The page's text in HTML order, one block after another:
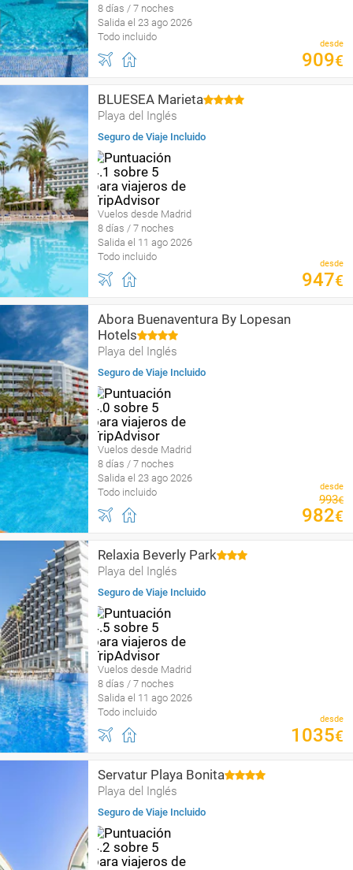
8 días / 7 noches
Salida el 23 ago 2026
Todo incluido
desde
909€
BLUESEA Marieta
Playa del Inglés
Seguro de Viaje Incluido
Vuelos desde Madrid
8 días / 7 noches
Salida el 11 ago 2026
Todo incluido
desde
947€
Abora Buenaventura By Lopesan
Hotels
Playa del Inglés
Seguro de Viaje Incluido
Vuelos desde Madrid
8 días / 7 noches
Salida el 23 ago 2026
Todo incluido
desde
993€
982€
Relaxia Beverly Park
Playa del Inglés
Seguro de Viaje Incluido
Vuelos desde Madrid
8 días / 7 noches
Salida el 11 ago 2026
Todo incluido
desde
1035€
Servatur Playa Bonita
Playa del Inglés
Seguro de Viaje Incluido